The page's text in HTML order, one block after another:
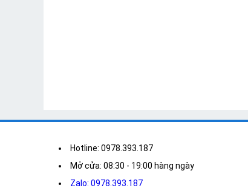
Hotline: 0978.393.187
Mở cửa: 08:30 - 19:00 hàng ngày
Zalo: 0978.393.187